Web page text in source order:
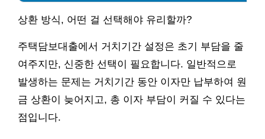
상환 방식, 어떤 걸 선택해야 유리할까?
주택담보대출에서 거치기간 설정은 초기 부담을 줄
여주지만, 신중한 선택이 필요합니다. 일반적으로
발생하는 문제는 거치기간 동안 이자만 납부하여 원
금 상환이 늦어지고, 총 이자 부담이 커질 수 있다는
점입니다.